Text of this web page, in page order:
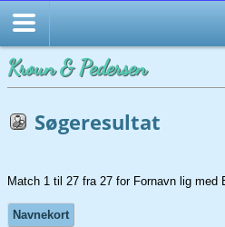
Kroun & Pedersen
Søgeresultat
Match 1 til 27 fra 27 for Fornavn lig
Navnekort